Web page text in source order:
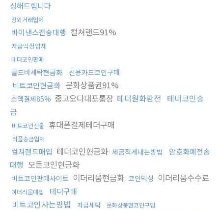
싱해드립니다
장외거래업체
바이낸스전송대행 컬쳐랜드91%
자금믹싱업체
테더코인판매
골드바세탁현금화 신용카드코인구매
비트코인현금화 문화상품권91%
소액결제85% 중고오다대포통장 테더원화환전 테더코인송
금
비트코인선물 휴대폰결제테더구매
리플송금업체
컬쳐랜드매입 테더코인현금화 세금적게내는방법
암호화폐전송
대행 모든코인현금화
비트코인판매사이트 이더리움현금화 코인믹싱 이더리움수수료
이더리움매입 테더구매
비트코인사는방법 자금세탁 문화상품권코인구입